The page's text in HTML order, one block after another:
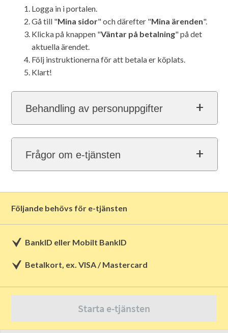
Logga in i portalen.
Gå till "Mina sidor" och därefter "Mina ärenden".
Klicka på knappen "Väntar på betalning" på det
aktuella ärendet.
Följ instruktionerna för att betala er köplats.
Klart!
Behandling av personuppgifter
Frågor om e-tjänsten
Följande behövs för e-tjänsten
BankID eller Mobilt BankID
Betalkort, ex. VISA / Mastercard
Starta e-tjänsten